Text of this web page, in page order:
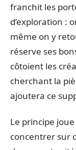
franchit les
d’exploration :
même on y
réserve ses
côtoient les
cherchant la
ajoutera ce
Le principe joue
concentrer sur